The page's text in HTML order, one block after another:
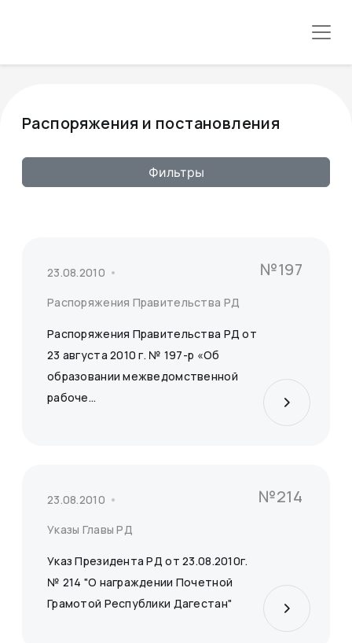
Распоряжения и постановления
Фильтры
23.08.2010
Распоряжения Правительства РД
№197
Распоряжения Правительства РД от
23 августа 2010 г. № 197-р «Об
образовании межведомственной
рабоче...
23.08.2010
Указы Главы РД
№214
Указ Президента РД от 23.08.2010г.
№ 214 "О награждении Почетной
Грамотой Республики Дагестан"